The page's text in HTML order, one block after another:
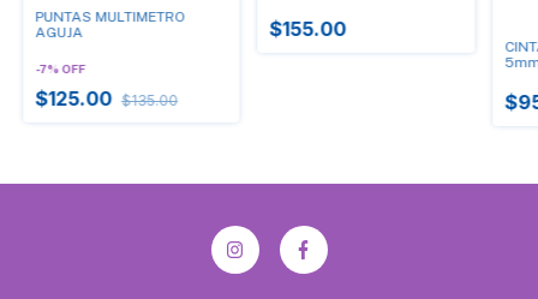
PUNTAS MULTIMETRO
AGUJA
-7%OFF
$125.00 $135.00
$155.00